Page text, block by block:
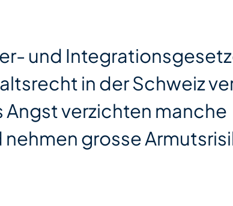
und
in der Schweiz
verzichten manche
grosse